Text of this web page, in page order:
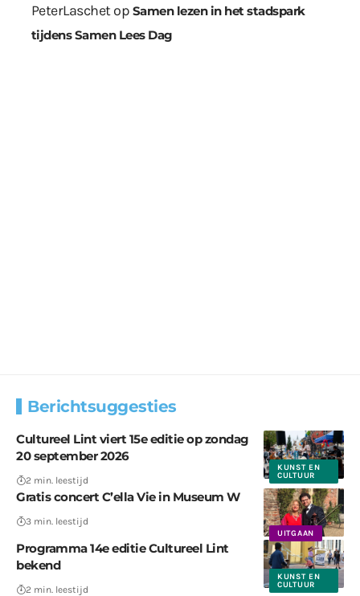
PeterLaschetop Samen lezen in het stadspark
tijdens Samen Lees Dag
Berichtsuggesties
KUNST EN
CULTUUR
Cultureel Lint viert 15e editie op zondag
20 september 2026
2 min. leestijd
UITGAAN
Gratis concert C’ella Vie in Museum W
3 min. leestijd
KUNST EN
CULTUUR
Programma 14e editie Cultureel Lint
bekend
2 min. leestijd